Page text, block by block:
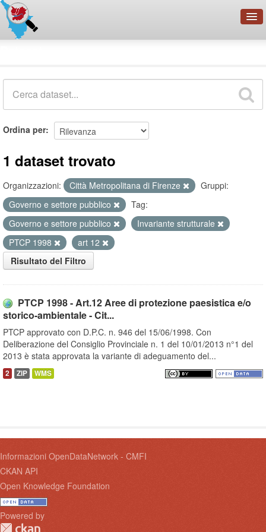
Organizzazioni
Ordina per
1 dataset trovato
Organizzazioni: Città Metropolitana di Firenze
Gruppi:
Governo e settore pubblico
Tag:
Governo e settore pubblico
Invariante strutturale
PTCP 1998
art 12
Risultato del Filtro
PTCP 1998 - Art.12 Aree di protezione paesistica e/o
storico-ambientale - Cit...
PTCP approvato con D.P.C. n. 946 del 15/06/1998. Con
Deliberazione del Consiglio Provinciale n. 1 del 10/01/2013 n°1 del
2013 è stata approvata la variante di adeguamento del...
2 ZIP WMS
Informazioni OpenDataNetwork - CMFI
CKAN API
Open Knowledge Foundation
Powered by